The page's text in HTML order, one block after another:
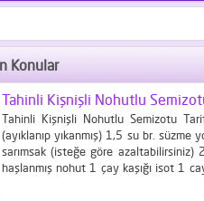
Konular
Tahinli Kişnişli Nohutlu
Tahinli Kişnişli Nohutlu Semizotu
(ayıklanıp yıkanmış) 1,5 su br.
sarımsak (isteğe göre azaltabilirsiniz)
haşlanmış nohut 1 çay kaşığı isot 1